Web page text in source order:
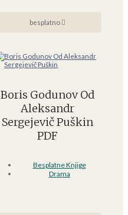
besplatno
Boris Godunov Od
Aleksandr
Sergejevič Puškin
PDF
Besplatne Knjige
Drama